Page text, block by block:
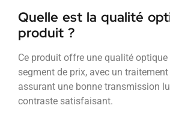
Quelle est la qualité
produit ?
Ce produit offre une qualité optique
segment de prix, avec un
assurant une bonne transmission
contraste satisfaisant.